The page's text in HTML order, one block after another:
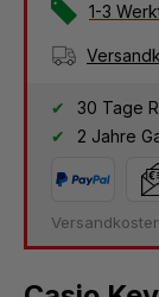
1-3
30 Tage
2 Jahre